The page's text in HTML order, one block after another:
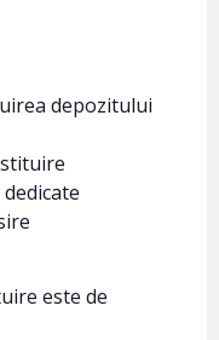
depozitului
este de